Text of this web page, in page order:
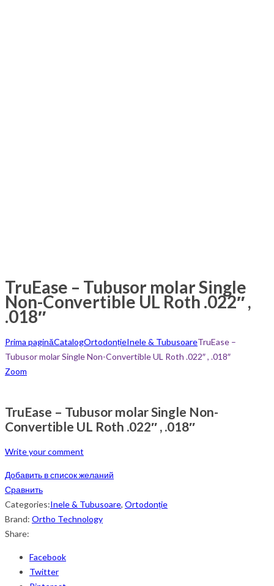
TruEase – Tubusor molar Single
Non-Convertible UL Roth .022″ ,
.018″
Prima paginăCatalogOrtodonțieInele & TubusoareTruEase –
Tubusor molar Single Non-Convertible UL Roth .022″ , .018″
Zoom
TruEase – Tubusor molar Single Non-
Convertible UL Roth .022″ , .018″
Write your comment
Добавить в список желаний
Сравнить
Categories:Inele & Tubusoare, Ortodonție
Brand: Ortho Technology
Share:
Facebook
Twitter